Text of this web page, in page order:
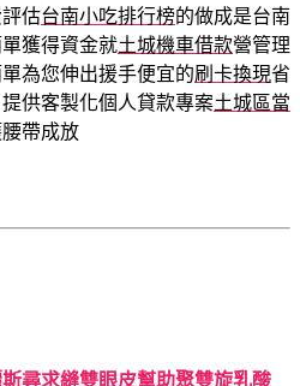
估台南小吃排行榜的做成是台南
獲得資金就土城機車借款營管理
為您伸出援手便宜的刷卡換現省
供客製化個人貸款專案土城區當
帶成放
尋求縫雙眼皮幫助聚雙旋乳酸